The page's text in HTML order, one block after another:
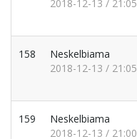
2018-12-13 / 21:05
158
Neskelbiama
2018-12-13 / 21:05
159
Neskelbiama
2018-12-13 / 21:00